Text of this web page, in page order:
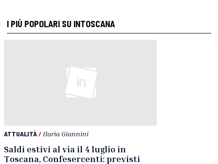
I PIÙ POPOLARI SU INTOSCANA
ATTUALITÀ/ Ilaria Giannini
Saldi estivi al via il 4 luglio in
Toscana, Confesercenti: previsti